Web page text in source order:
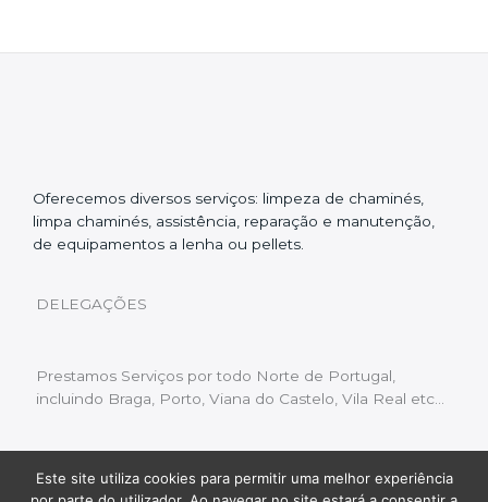
Oferecemos diversos serviços: limpeza de chaminés,
limpa chaminés, assistência, reparação e manutenção,
de equipamentos a lenha ou pellets.
DELEGAÇÕES
Prestamos Serviços por todo Norte de Portugal,
incluindo Braga, Porto, Viana do Castelo, Vila Real etc…
Livro de Reclamações | Política de Privacidade
Este site utiliza cookies para permitir uma melhor experiência